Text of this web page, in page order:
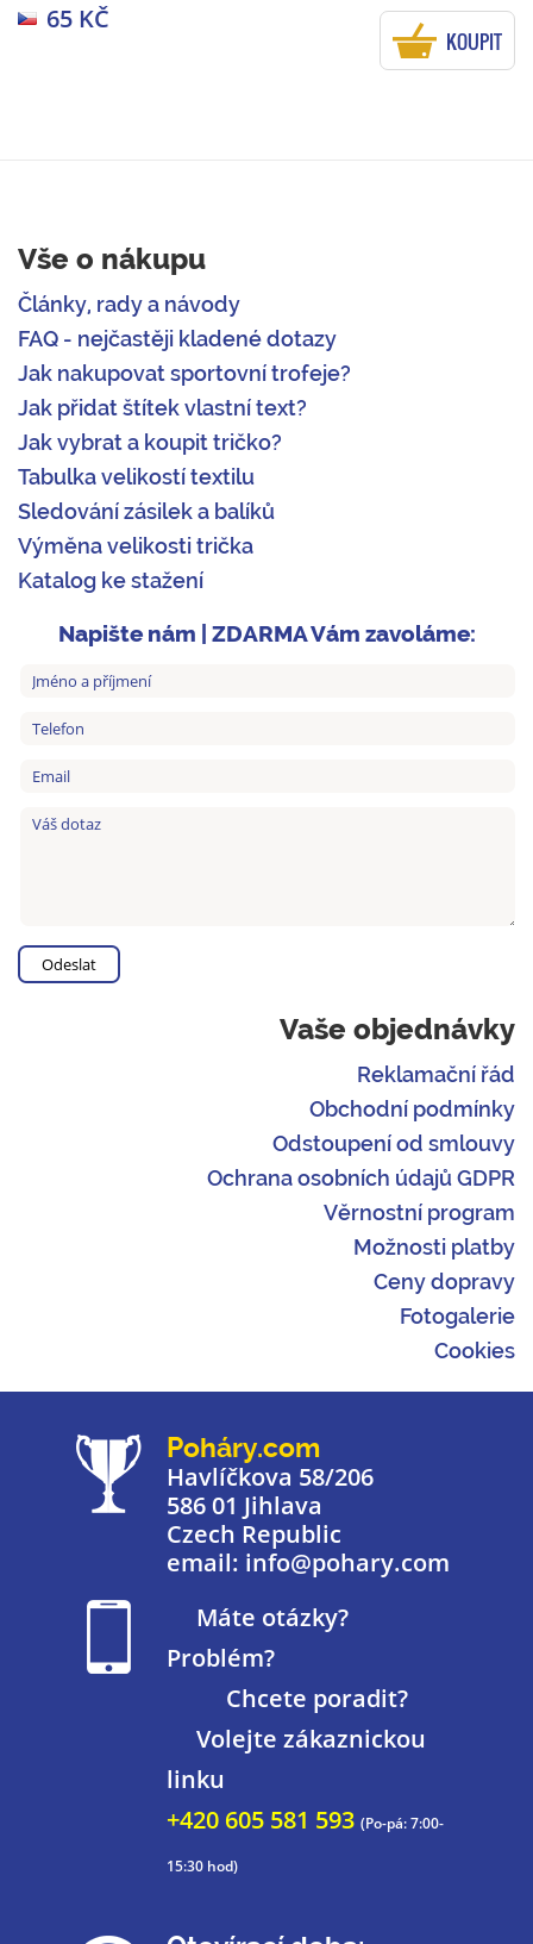
65 KČ
KOUPIT
Vše o nákupu
Články, rady a návody
FAQ - nejčastěji kladené dotazy
Jak nakupovat sportovní trofeje?
Jak přidat štítek vlastní text?
Jak vybrat a koupit tričko?
Tabulka velikostí textilu
Sledování zásilek a balíků
Výměna velikosti trička
Katalog ke stažení
Napište nám | ZDARMA Vám zavoláme:
Vaše objednávky
Reklamační řád
Obchodní podmínky
Odstoupení od smlouvy
Ochrana osobních údajů GDPR
Věrnostní program
Možnosti platby
Ceny dopravy
Fotogalerie
Cookies
Poháry.com
Havlíčkova 58/206
586 01 Jihlava
Czech Republic
email: info@pohary.com
Máte otázky?
Problém?
Chcete poradit?
Volejte zákaznickou
linku
+420 605 581 593 (Po-pá: 7:00-
15:30 hod)